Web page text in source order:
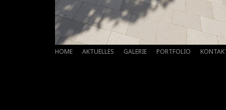
HOME AKTUELLES GALERIE PORTFOLIO